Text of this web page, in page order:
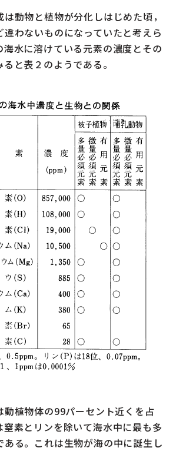
動物と植物が分化しはじめた頃，
わないものになっていたと考えら
海水に溶けている元素の濃度とその
と表２のようである。
植物体の99パーセント近くを占
窒素とリンを除いて海水中に最も多
ある。これは生物が海の中に誕生し